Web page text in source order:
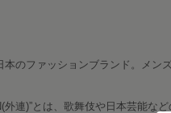
本のファッションブランド。メン
外連)”とは、歌舞伎や日本芸能な